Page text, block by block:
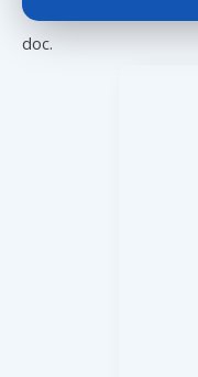
doc.